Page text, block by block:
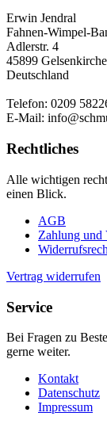
Erwin Jendral
Fahnen-Wimpel-
Adlerstr. 4
45899
Deutschland
Telefon: 0209
E-Mail:
Rechtliches
Alle wichtigen
einen Blick.
AGB
Zahlung und
Vertrag widerrufen
Service
Bei Fragen zu
gerne weiter.
Kontakt
Datenschutz
Impressum